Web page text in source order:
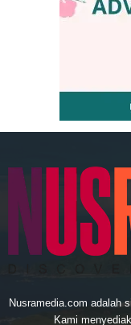
Nusramedia.com adalah
Kami